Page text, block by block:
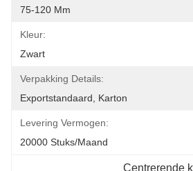
75-120 Mm
Kleur:
Zwart
Verpakking Details:
Exportstandaard, Karton
Levering Vermogen:
20000 Stuks/maand
Centrerende